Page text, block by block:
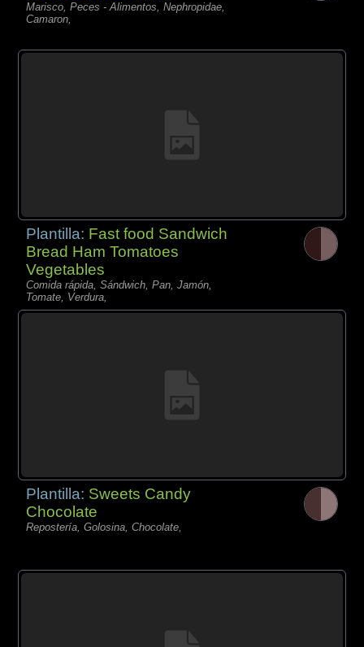
Marisco, Peces - Alimentos, Nephropidae,
Camaron,
Plantilla: Fast food Sandwich
Bread Ham Tomatoes
Vegetables
Comida rápida, Sándwich, Pan, Jamón,
Tomate, Verdura,
Plantilla: Sweets Candy
Chocolate
Repostería, Golosina, Chocolate,